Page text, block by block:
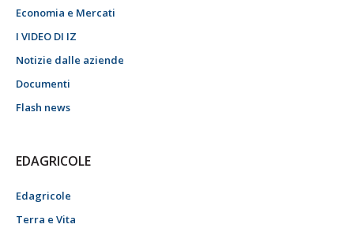
Economia e Mercati
I VIDEO DI IZ
Notizie dalle aziende
Documenti
Flash news
EDAGRICOLE
Edagricole
Terra e Vita